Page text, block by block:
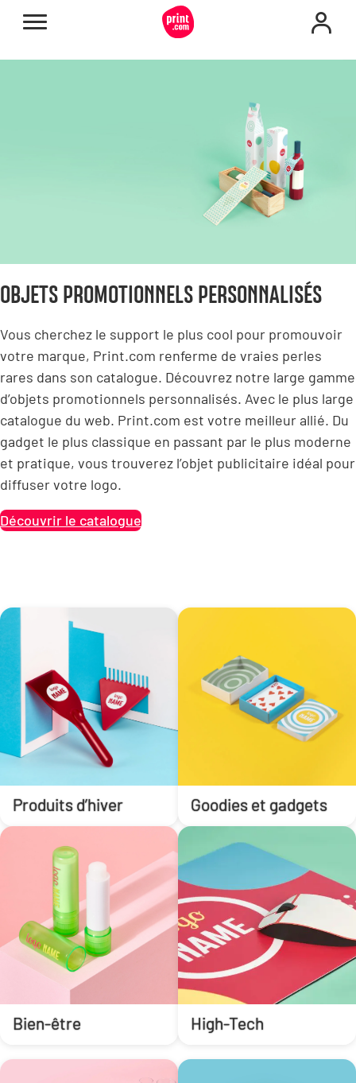
OBJETS PROMOTIONNELS PERSONNALISÉS
Vous cherchez le support le plus cool pour promouvoir
votre marque, Print.com renferme de vraies perles
rares dans son catalogue. Découvrez notre large gamme
d’objets promotionnels personnalisés. Avec le plus large
catalogue du web. Print.com est votre meilleur allié. Du
gadget le plus classique en passant par le plus moderne
et pratique, vous trouverez l’objet publicitaire idéal pour
diffuser votre logo.
Découvrir le catalogue
Produits d’hiver Goodies et gadgets
Bien-être High-Tech